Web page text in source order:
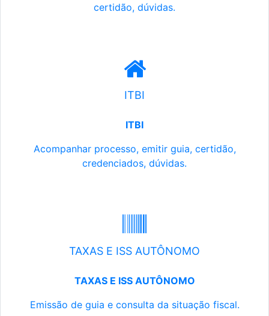
certidão, dúvidas.
ITBI
ITBI
Acompanhar processo, emitir guia, certidão,
credenciados, dúvidas.
TAXAS E ISS AUTÔNOMO
TAXAS E ISS AUTÔNOMO
Emissão de guia e consulta da situação fiscal.